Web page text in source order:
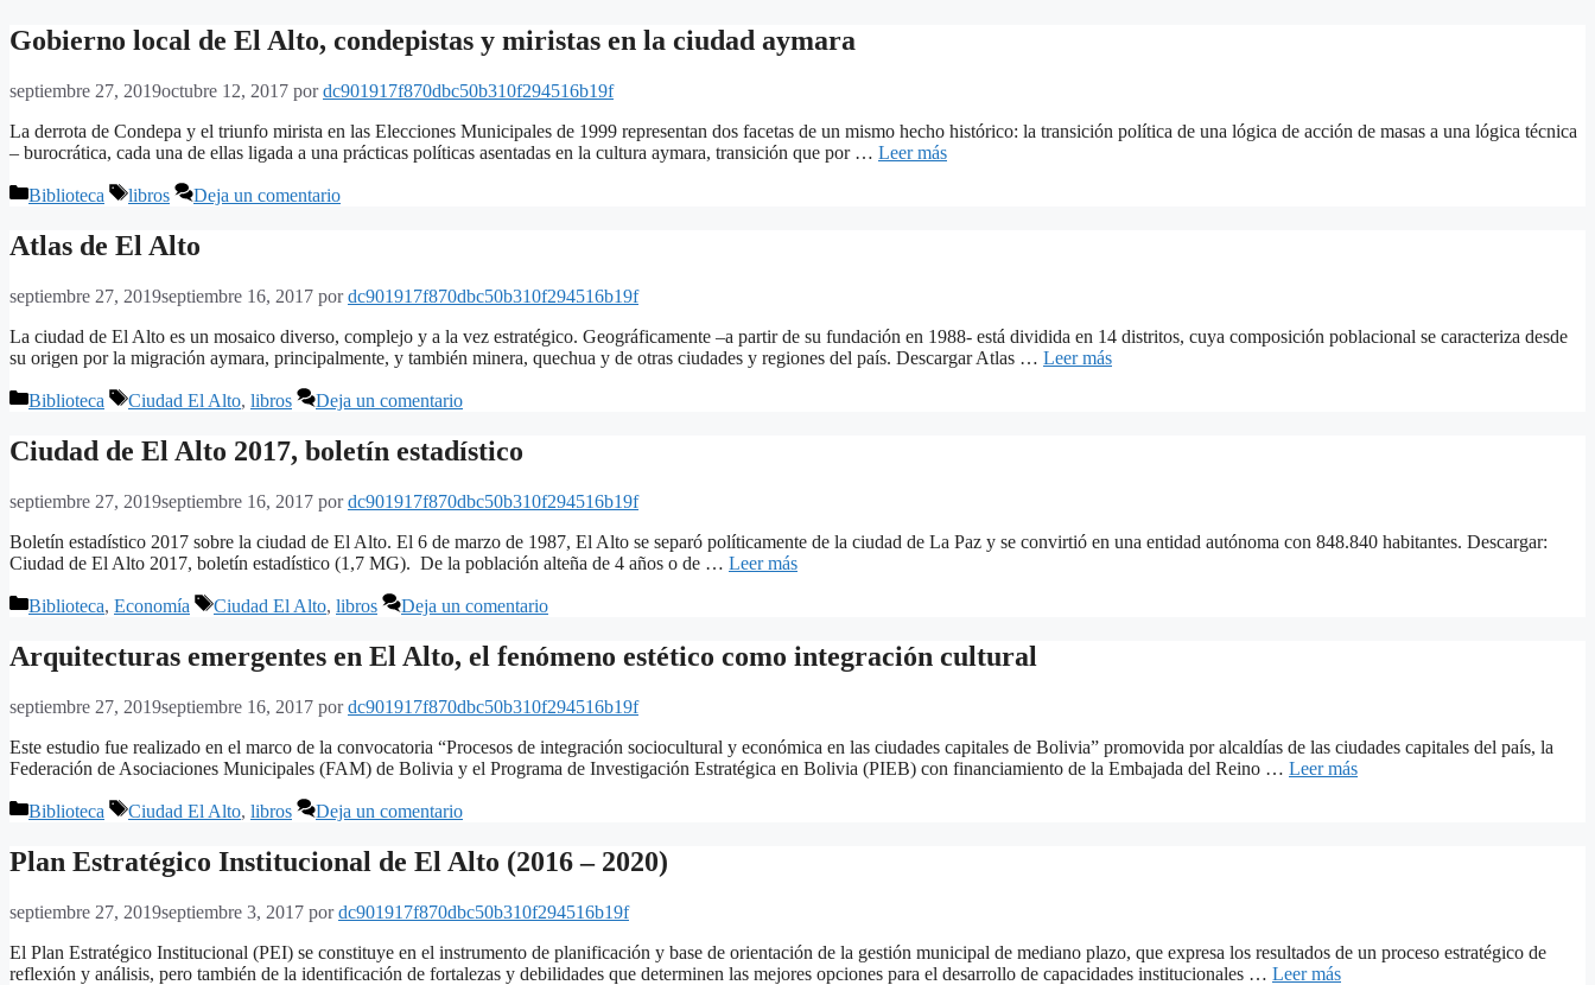
Gobierno local de El Alto, condepistas y miristas en la ciudad aymara
septiembre 27, 2019octubre 12, 2017 pordc901917f870dbc50b310f294516b19f
La derrota de Condepa y el triunfo mirista en las Elecciones Municipales de 1999 representan dos facetas de un mismo hecho histórico: la transición política de una lógica de acción de masas a una lógica técnica
– burocrática, cada una de ellas ligada a una prácticas políticas asentadas en la cultura aymara, transición que por … Leer más
Categorías
Biblioteca Etiquetas
libros Deja un comentario
Atlas de El Alto
septiembre 27, 2019septiembre 16, 2017 pordc901917f870dbc50b310f294516b19f
La ciudad de El Alto es un mosaico diverso, complejo y a la vez estratégico. Geográficamente –a partir de su fundación en 1988- está dividida en 14 distritos, cuya composición poblacional se caracteriza desde
su origen por la migración aymara, principalmente, y también minera, quechua y de otras ciudades y regiones del país. Descargar Atlas … Leer más
Categorías
Biblioteca Etiquetas
Ciudad El Alto, libros Deja un comentario
Ciudad de El Alto 2017, boletín estadístico
septiembre 27, 2019septiembre 16, 2017 pordc901917f870dbc50b310f294516b19f
Boletín estadístico 2017 sobre la ciudad de El Alto. El 6 de marzo de 1987, El Alto se separó políticamente de la ciudad de La Paz y se convirtió en una entidad autónoma con 848.840 habitantes. Descargar:
Ciudad de El Alto 2017, boletín estadístico (1,7 MG). De la población alteña de 4 años o de … Leer más
Categorías
Biblioteca, Economía Etiquetas
Ciudad El Alto, libros Deja un comentario
Arquitecturas emergentes en El Alto, el fenómeno estético como integración cultural
septiembre 27, 2019septiembre 16, 2017 pordc901917f870dbc50b310f294516b19f
Este estudio fue realizado en el marco de la convocatoria “Procesos de integración sociocultural y económica en las ciudades capitales de Bolivia” promovida por alcaldías de las ciudades capitales del país, la
Federación de Asociaciones Municipales (FAM) de Bolivia y el Programa de Investigación Estratégica en Bolivia (PIEB) con financiamiento de la Embajada del Reino … Leer más
Categorías
Biblioteca Etiquetas
Ciudad El Alto, libros Deja un comentario
Plan Estratégico Institucional de El Alto (2016 – 2020)
septiembre 27, 2019septiembre 3, 2017 pordc901917f870dbc50b310f294516b19f
El Plan Estratégico Institucional (PEI) se constituye en el instrumento de planificación y base de orientación de la gestión municipal de mediano plazo, que expresa los resultados de un proceso estratégico de
reflexión y análisis, pero también de la identificación de fortalezas y debilidades que determinen las mejores opciones para el desarrollo de capacidades institucionales … Leer más